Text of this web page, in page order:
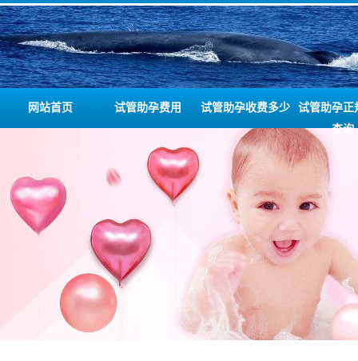
网站首页 试管助孕费用 试管助孕收费多少
试管助孕正
查询